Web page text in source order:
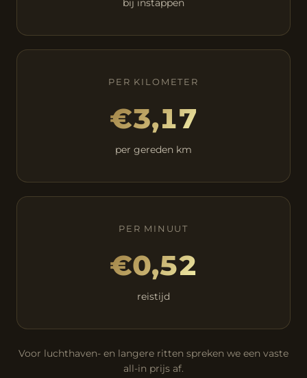
PER KILOMETER
€3,17
per gereden km
PER MINUUT
€0,52
reistijd
Voor luchthaven- en langere ritten spreken we een vaste
all-in prijs af.